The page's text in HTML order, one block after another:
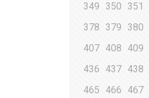
349
350 351
378
379 380
407 408 409
436
437 438
465
466 467